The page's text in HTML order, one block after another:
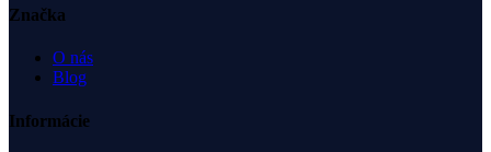
Značka
O nás
Blog
Informácie